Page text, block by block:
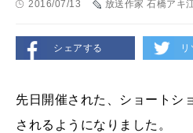
2016/07/13 放送作家 石橋アキ
シェアする
先日開催された、ショートシ
されるようになりました。